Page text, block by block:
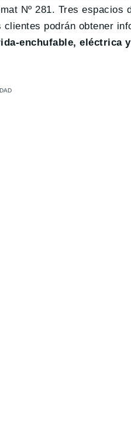
Nº 281. Tres
podrán obtener
enchufable, eléctrica